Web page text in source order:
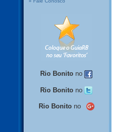
Rio Bonito no
Rio Bonito no
Rio Bonito no